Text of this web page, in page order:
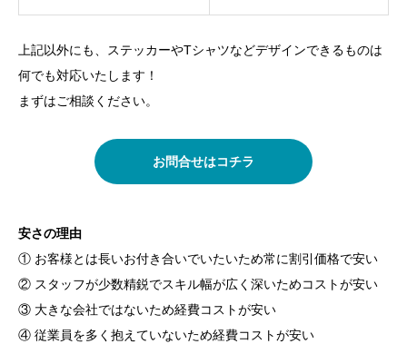
上記以外にも、ステッカーやTシャツなどデザインできるものは
何でも対応いたします！
まずはご相談ください。
お問合せはコチラ
安さの理由
① お客様とは長いお付き合いでいたいため常に割引価格で安い
② スタッフが少数精鋭でスキル幅が広く深いためコストが安い
③ 大きな会社ではないため経費コストが安い
④ 従業員を多く抱えていないため経費コストが安い